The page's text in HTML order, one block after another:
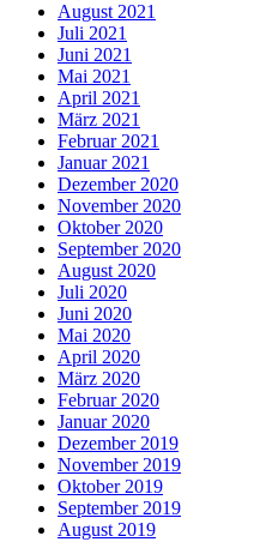
August 2021
Juli 2021
Juni 2021
Mai 2021
April 2021
März 2021
Februar 2021
Januar 2021
Dezember 2020
November 2020
Oktober 2020
September 2020
August 2020
Juli 2020
Juni 2020
Mai 2020
April 2020
März 2020
Februar 2020
Januar 2020
Dezember 2019
November 2019
Oktober 2019
September 2019
August 2019